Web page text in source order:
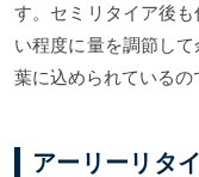
す。セミリタイア後
い程度に量を調節し
葉に込められているの
アーリーリタ